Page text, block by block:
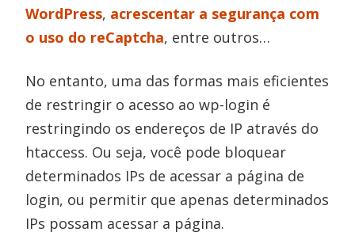
WordPress, acrescentar a segurança com
o uso do reCaptcha, entre outros…
No entanto, uma das formas mais eficientes
de restringir o acesso ao wp-login é
restringindo os endereços de IP através do
htaccess. Ou seja, você pode bloquear
determinados IPs de acessar a página de
login, ou permitir que apenas determinados
IPs possam acessar a página.